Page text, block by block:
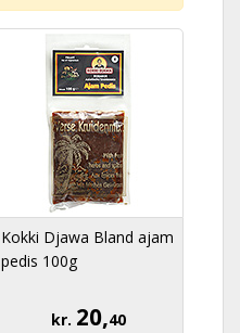
Kokki Djawa Bland ajam
pedis 100g
kr. 20,40